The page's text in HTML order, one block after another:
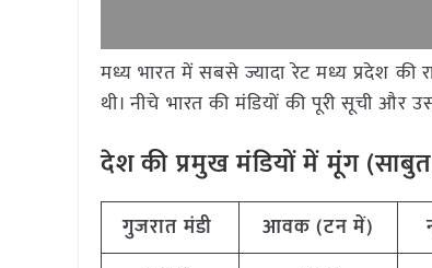
मध्य भारत में सबसे ज्यादा रेट मध्य प्रदेश
थी। नीचे भारत की मंडियों की पूरी सूची और
देश की प्रमुख मंडियों में मूंग
गुजरातमंडी आवक (टनमें)